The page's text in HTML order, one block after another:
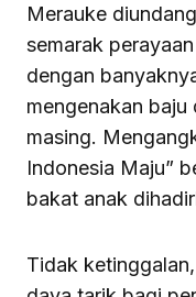
Merauke
semarak
dengan
mengenakan baju
masing.
Indonesia Maju”
bakat anak
Tidak